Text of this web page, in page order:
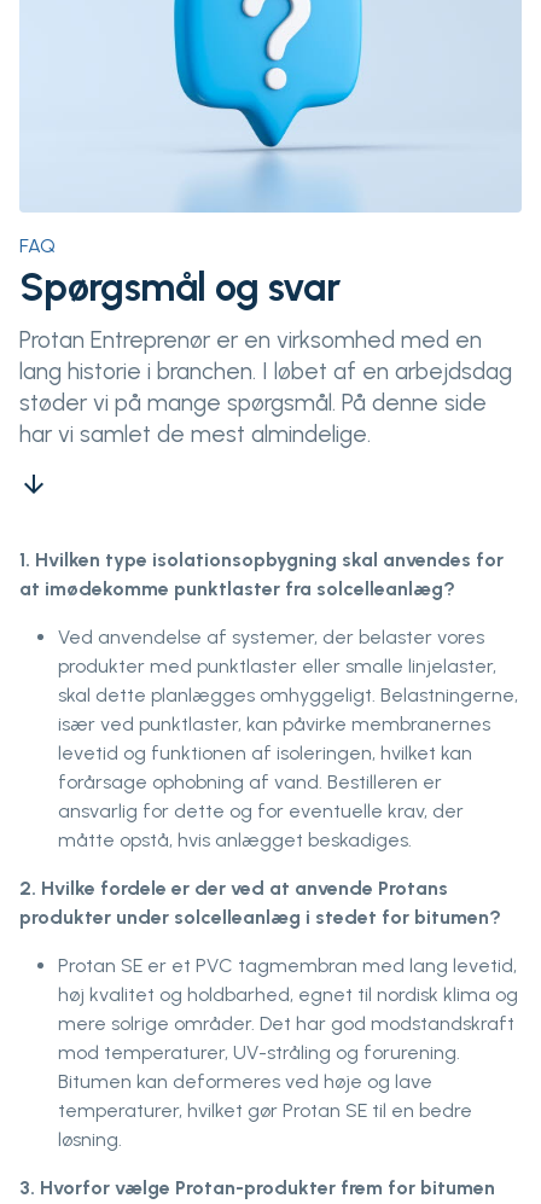
FAQ
Spørgsmål og svar
Protan Entreprenør er en virksomhed med en
lang historie i branchen. I løbet af en arbejdsdag
støder vi på mange spørgsmål. På denne side
har vi samlet de mest almindelige.
arrow_downward
1. Hvilken type isolationsopbygning skal anvendes for
at imødekomme punktlaster fra solcelleanlæg?
Ved anvendelse af systemer, der belaster vores
produkter med punktlaster eller smalle linjelaster,
skal dette planlægges omhyggeligt. Belastningerne,
især ved punktlaster, kan påvirke membranernes
levetid og funktionen af isoleringen, hvilket kan
forårsage ophobning af vand. Bestilleren er
ansvarlig for dette og for eventuelle krav, der
måtte opstå, hvis anlægget beskadiges.
2. Hvilke fordele er der ved at anvende Protans
produkter under solcelleanlæg i stedet for bitumen?
Protan SE er et PVC tagmembran med lang levetid,
høj kvalitet og holdbarhed, egnet til nordisk klima og
mere solrige områder. Det har god modstandskraft
mod temperaturer, UV-stråling og forurening.
Bitumen kan deformeres ved høje og lave
temperaturer, hvilket gør Protan SE til en bedre
løsning.
3. Hvorfor vælge Protan-produkter frem for bitumen